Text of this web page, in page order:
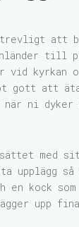
att
till
vid kyrkan
gott att
när ni dyker
med
upplägg så
kock
upp